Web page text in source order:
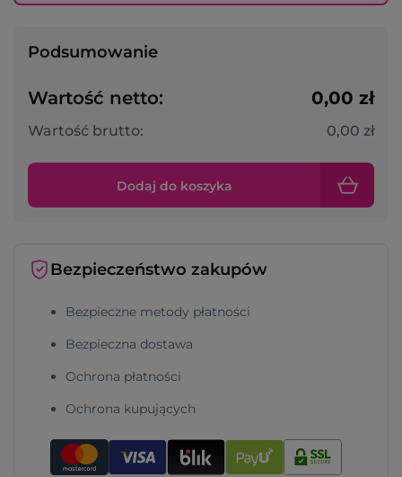
Podsumowanie
Wartość netto: 0,00 zł
Wartość brutto: 0,00 zł
Dodaj do koszyka
Bezpieczeństwo zakupów
Bezpieczne metody płatności
Bezpieczna dostawa
Ochrona płatności
Ochrona kupujących